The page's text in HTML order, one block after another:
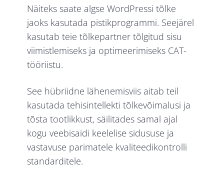
Näiteks saate algse WordPressi tõlke
jaoks kasutada pistikprogrammi. Seejärel
kasutab teie tõlkepartner tõlgitud sisu
viimistlemiseks ja optimeerimiseks CAT-
tööriistu.
See hübriidne lähenemisviis aitab teil
kasutada tehisintellekti tõlkevõimalusi ja
tõsta tootlikkust, säilitades samal ajal
kogu veebisaidi keelelise sidususe ja
vastavuse parimatele kvaliteedikontrolli
standarditele.